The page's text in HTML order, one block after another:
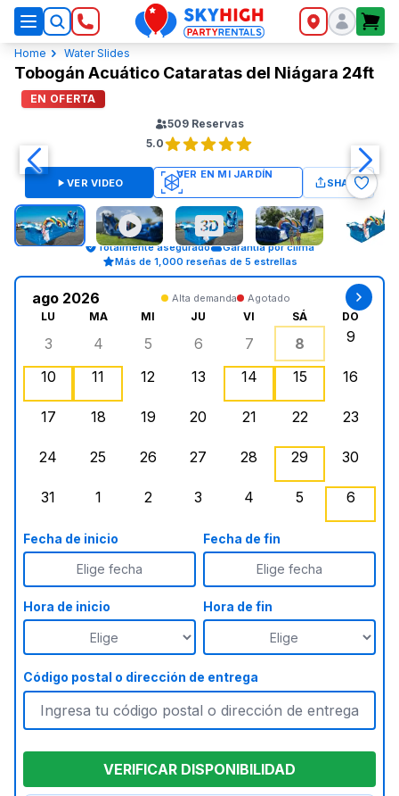
SkyHigh Logo
Home Water Slides
Tobogán Acuático Cataratas del Niágara 24ft
EN OFERTA
509 Reservas
5.0
VER VIDEO SHARE
Totalmente asegurado
Garantía por clima
Más de 1,000 reseñas de 5 estrellas
ago 2026 Alta demanda Agotado
LU MA MI JU VI SÁ DO
lunes, agosto 3, 2026
3
martes, agosto 4, 2026
4
miércoles, agosto 5, 2026
5
jueves, agosto 6, 2026
6
viernes, agosto 7,
7
sábado,
8 9
10
11
12
13
14
15
16
17
18
19
20
21
22
23
24
25
26
27
28
29
30
31
1
2
3
4
5
6
Fecha de inicio
Elige fecha
Fecha de fin
Elige fecha
Hora de inicio Hora de fin
Código postal o dirección de entrega
VERIFICAR DISPONIBILIDAD